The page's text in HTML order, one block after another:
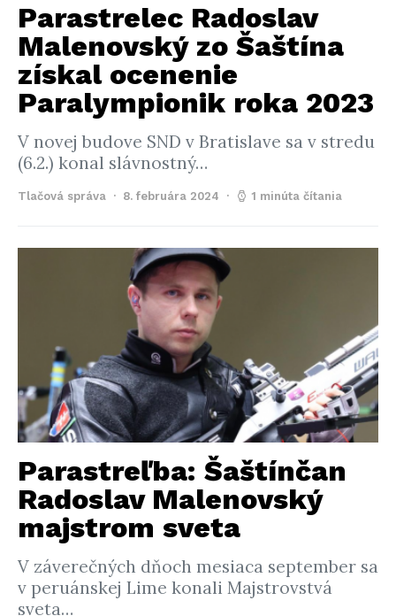
Parastrelec Radoslav
Malenovský zo Šaštína
získal ocenenie
Paralympionik roka 2023
V novej budove SND v Bratislave sa v stredu
(6.2.) konal slávnostný…
Tlačová správa 8. februára 2024 1 minúta čítania
Parastreľba: Šaštínčan
Radoslav Malenovský
majstrom sveta
V záverečných dňoch mesiaca september sa
v peruánskej Lime konali Majstrovstvá
sveta…